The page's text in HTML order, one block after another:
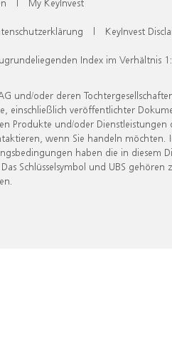
| KeyInvest
Index im Verhältnis
und/oder deren
einschließlich veröffentlichter
Produkte und/oder
wenn Sie handeln möchten.
haben die in diesem
Schlüsselsymbol und UBS gehören